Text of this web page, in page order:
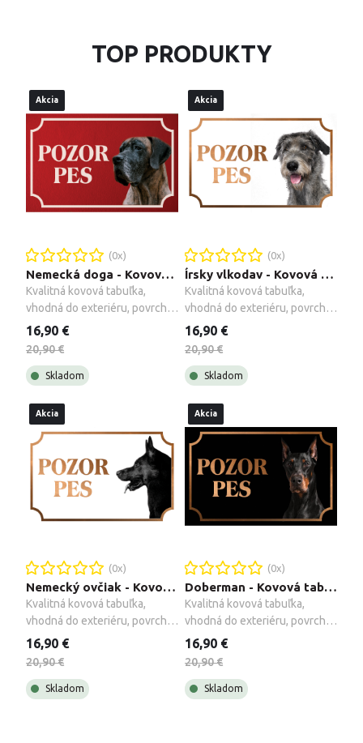
TOP PRODUKTY
Akcia
(0x)
Nemecká doga - Kovová tabuľka POZOR PES
Kvalitná kovová tabuľka,
vhodná do exteriéru, povrch
upravený galvanizáciou +
montážne príslušenstvo.
16,90 €
20,90 €
Skladom
Akcia
(0x)
Írsky vlkodav - Kovová tabuľka POZOR PES
Kvalitná kovová tabuľka,
vhodná do exteriéru, povrch
upravený galvanizáciou +
montážne príslušenstvo.
16,90 €
20,90 €
Skladom
Akcia
(0x)
Nemecký ovčiak - Kovová tabuľka POZOR PES
Kvalitná kovová tabuľka,
vhodná do exteriéru, povrch
upravený galvanizáciou +
montážne príslušenstvo.
16,90 €
20,90 €
Skladom
Akcia
(0x)
Doberman - Kovová tabuľka POZOR PES
Kvalitná kovová tabuľka,
vhodná do exteriéru, povrch
upravený galvanizáciou +
montážne príslušenstvo.
16,90 €
20,90 €
Skladom